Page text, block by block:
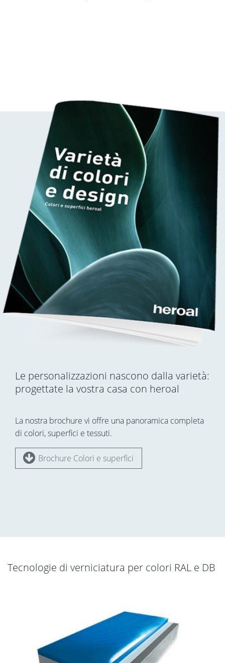
Le personalizzazioni nascono dalla varietà:
progettate la vostra casa con heroal
La nostra brochure vi offre una panoramica completa
di colori, superfici e tessuti.
Brochure Colori e superfici
Tecnologie di verniciatura per colori RAL e DB